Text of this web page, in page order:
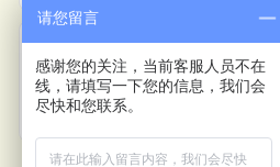
上一篇
请您留言
感谢您的关注，当前客服人员不在
线，请填写一下您的信息，我们会
尽快和您联系。